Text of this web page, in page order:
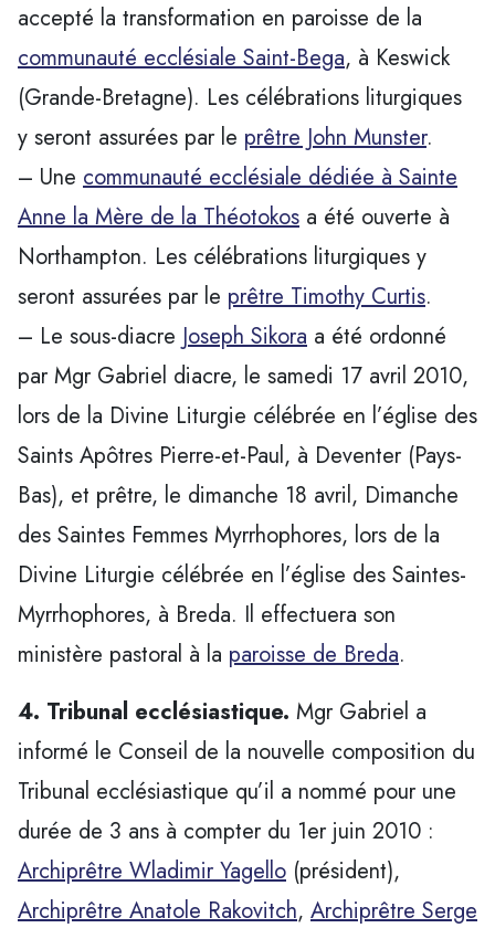
accepté la transformation en paroisse de la
communauté ecclésiale Saint-Bega, à Keswick
(Grande-Bretagne). Les célébrations liturgiques
y seront assurées par le prêtre John Munster.
– Une communauté ecclésiale dédiée à Sainte
Anne la Mère de la Théotokos a été ouverte à
Northampton. Les célébrations liturgiques y
seront assurées par le prêtre Timothy Curtis.
– Le sous-diacre Joseph Sikora a été ordonné
par Mgr Gabriel diacre, le samedi 17 avril 2010,
lors de la Divine Liturgie célébrée en l’église des
Saints Apôtres Pierre-et-Paul, à Deventer (Pays-
Bas), et prêtre, le dimanche 18 avril, Dimanche
des Saintes Femmes Myrrhophores, lors de la
Divine Liturgie célébrée en l’église des Saintes-
Myrrhophores, à Breda. Il effectuera son
ministère pastoral à la paroisse de Breda.
4. Tribunal ecclésiastique. Mgr Gabriel a
informé le Conseil de la nouvelle composition du
Tribunal ecclésiastique qu’il a nommé pour une
durée de 3 ans à compter du 1er juin 2010 :
Archiprêtre Wladimir Yagello (président),
Archiprêtre Anatole Rakovitch, Archiprêtre Serge